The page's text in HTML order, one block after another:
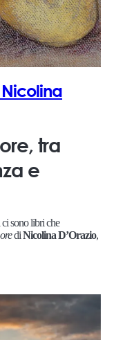
tra
e
sono libri che
diNicolina D’Orazio,